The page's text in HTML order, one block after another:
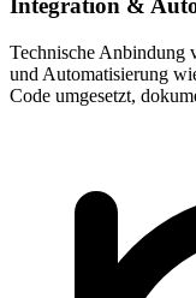
Integration &
Technische Anbindung
und Automatisierung
Code umgesetzt,